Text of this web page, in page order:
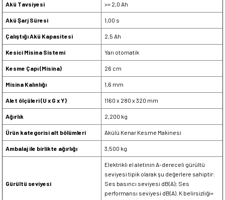
Akü Tavsiyesi >= 2,0 Ah
Akü Şarj Süresi 1,00 s
Çalıştığı Akü Kapasitesi 2,5 Ah
Kesici Misina Sistemi Yarı otomatik
Kesme Çapı (Misina) 26 cm
Misina Kalınlığı 1,6 mm
Alet ölçüleri (U x G x Y) 1160 x 280 x 320 mm
Ağırlık 2,200 kg
Ürün kategorisi alt bölümleri Akülü Kenar Kesme Makinesi
Ambalaj ile birlikte ağırlığı 3,500 kg
Gürültü seviyesi
Elektrikli el aletinin A-dereceli gürültü
seviyesi tipik olarak şu değerlere sahiptir:
Ses basıncı seviyesi dB(A); Ses
performansı seviyesi dB(A). K belirsizliği=